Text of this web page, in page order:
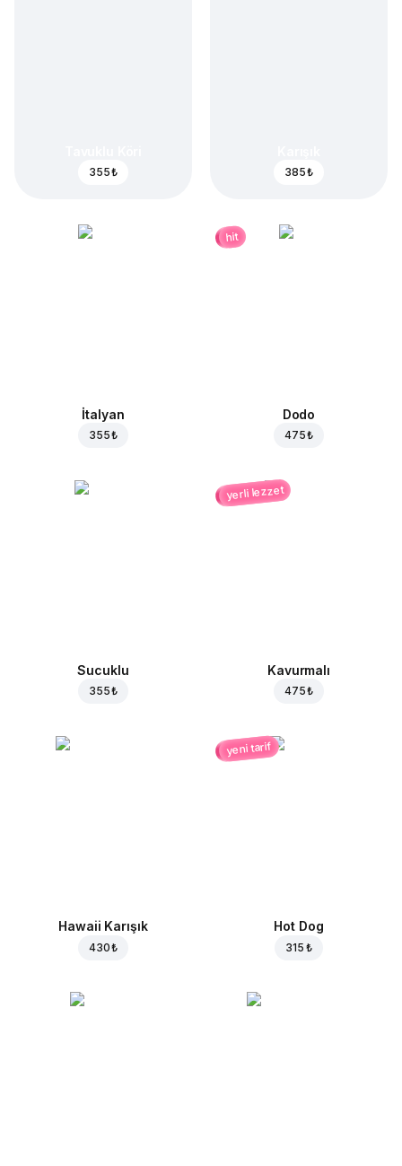
355 ₺ 385 ₺
İtalyan
355 ₺
hit
Dodo
475 ₺
Sucuklu
355 ₺
yerli lezzet
Kavurmalı
475 ₺
Hawaii Karışık
430 ₺
yeni tarif
Hot Dog
315 ₺